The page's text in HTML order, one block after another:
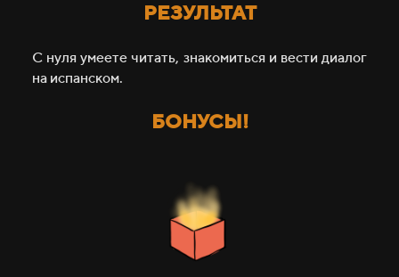
РЕЗУЛЬТАТ
С нуля умеете читать, знакомиться и вести диалог
на испанском.
БОНУСЫ!